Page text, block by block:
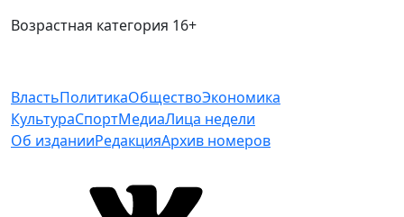
Возрастная категория 16+
ВластьПолитикаОбществоЭкономика
КультураСпортМедиаЛица недели
Об изданииРедакцияАрхив номеров